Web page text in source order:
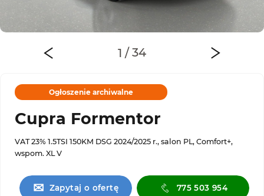
Ogłoszenie archiwalne
Cupra Formentor
VAT 23% 1.5TSI 150KM DSG 2024/2025 r., salon PL, Comfort+,
wspom. XL V
✉ Zapytaj o ofertę 775 503 954